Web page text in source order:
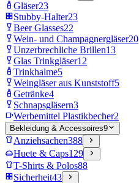
Gläser23
Stubby-Halter23
Beer Glasses22
Wein- und Champagnergläser20
Unzerbrechliche Brillen13
Glas Trinkgläser12
Trinkhalme5
Weingläser aus Kunststoff5
Getränke4
Schnapsgläsern3
Werbemittel Plastikbecher2
Bekleidung & Accessoires9
Anziehsachen388
Huete & Caps129
T-Shirts & Polos88
Sicherheit43